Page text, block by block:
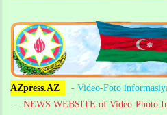
AZpress.AZ
- Video-Foto
-- NEWS WEBSITE of Video-Photo